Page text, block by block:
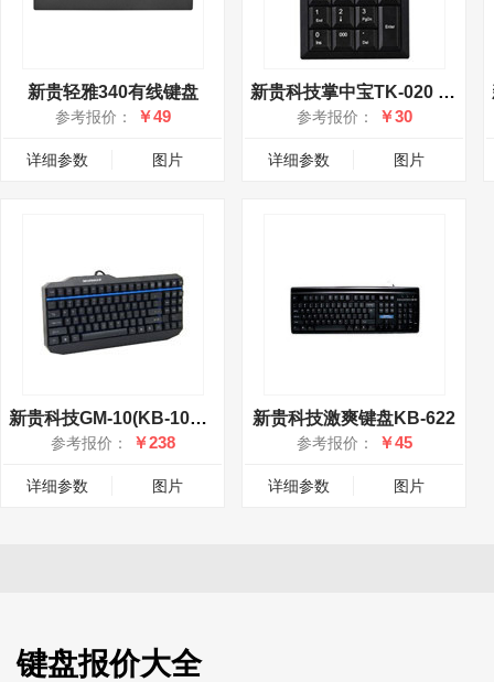
新贵轻雅340有线键盘
参考报价： ￥49
详细参数 图片
新贵科技掌中宝TK-020 mini数字小键盘
参考报价： ￥30
详细参数 图片
新贵科技GM-10(KB-1000)键盘
参考报价： ￥238
详细参数 图片
新贵科技激爽键盘KB-622
参考报价： ￥45
详细参数 图片
键盘报价大全